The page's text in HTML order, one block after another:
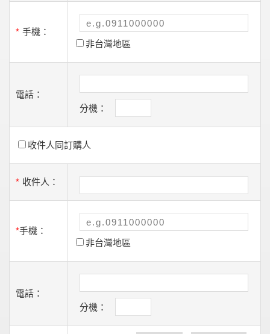
* 手機：
非台灣地區
電話：
分機：
收件人同訂購人
* 收件人：
*手機：
非台灣地區
電話：
分機：